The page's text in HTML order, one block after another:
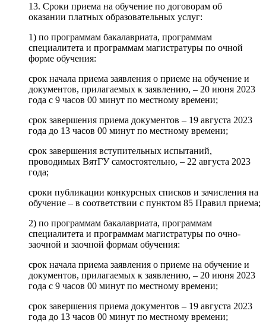
13. Сроки приема на обучение по договорам об
оказании платных образовательных услуг:
1) по программам бакалавриата, программам
специалитета и программам магистратуры по очной
форме обучения:
срок начала приема заявления о приеме на обучение и
документов, прилагаемых к заявлению, – 20 июня 2023
года с 9 часов 00 минут по местному времени;
срок завершения приема документов – 19 августа 2023
года до 13 часов 00 минут по местному времени;
срок завершения вступительных испытаний,
проводимых ВятГУ самостоятельно, – 22 августа 2023
года;
сроки публикации конкурсных списков и зачисления на
обучение – в соответствии с пунктом 85 Правил приема;
2) по программам бакалавриата, программам
специалитета и программам магистратуры по очно-
заочной и заочной формам обучения:
срок начала приема заявления о приеме на обучение и
документов, прилагаемых к заявлению, – 20 июня 2023
года с 9 часов 00 минут по местному времени;
срок завершения приема документов – 19 августа 2023
года до 13 часов 00 минут по местному времени;